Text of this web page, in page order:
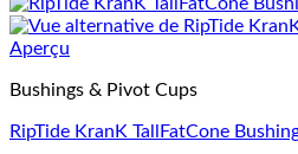
Aperçu
Bushings & Pivot Cups
RipTide KranK TallFatCone